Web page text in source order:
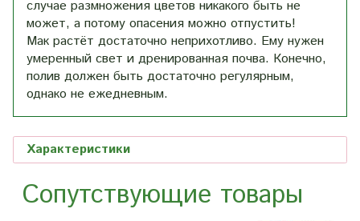
случае размножения цветов никакого быть не
может, а потому опасения можно отпустить!
Мак растёт достаточно неприхотливо. Ему нужен
умеренный свет и дренированная почва. Конечно,
полив должен быть достаточно регулярным,
однако не ежедневным.
Характеристики
Сопутствующие товары